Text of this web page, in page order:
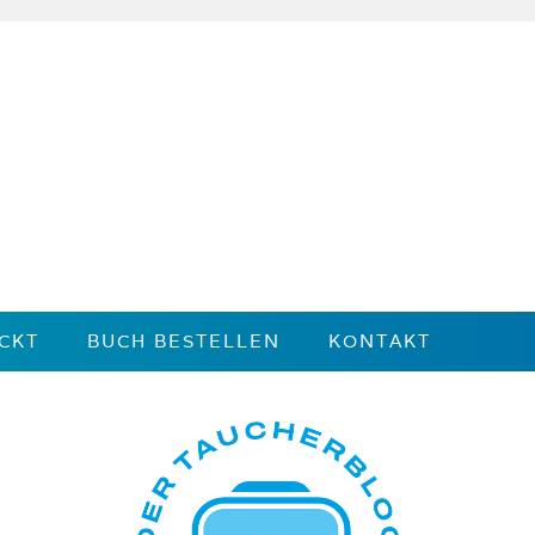
BUCH BESTELLEN KONTAKT